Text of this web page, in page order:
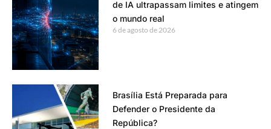
de IA ultrapassam limites e atingem
o mundo real
6 de agosto de 2026
Brasília Está Preparada para
Defender o Presidente da
República?